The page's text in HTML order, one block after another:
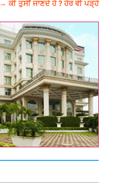
→ ਕੀ ਤੁਸੀਂ ਜਾਣਦੇ ਹੋ ? ਹੋਰ ਵੀ ਪੜ੍ਹੋ